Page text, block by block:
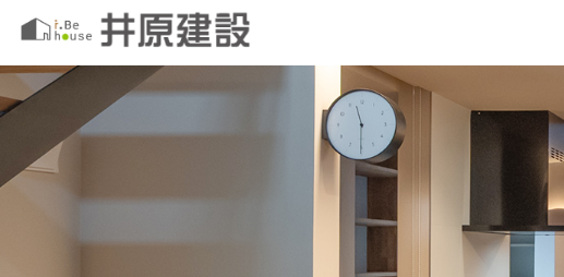
このページの本文へ